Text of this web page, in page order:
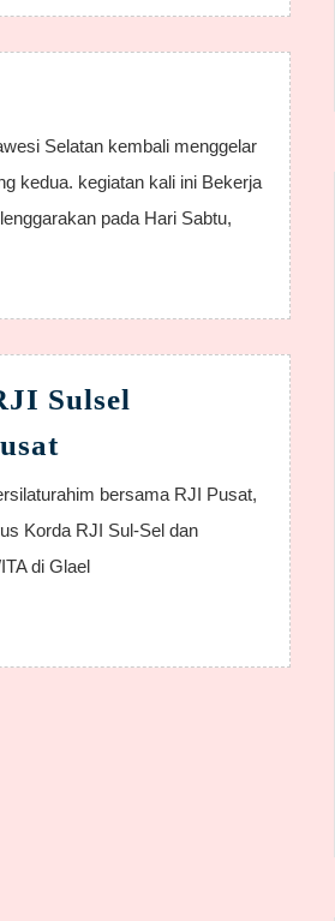
kedua. kegiatan kali ini Bekerja
pada Hari Sabtu,
Sulsel
Korda
RJI
Sulsel
Korda RJI Sul-Sel dan
di Glael